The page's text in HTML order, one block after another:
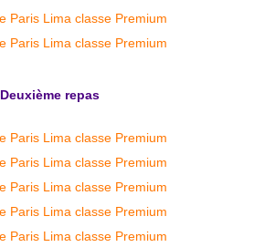
Deuxième repas